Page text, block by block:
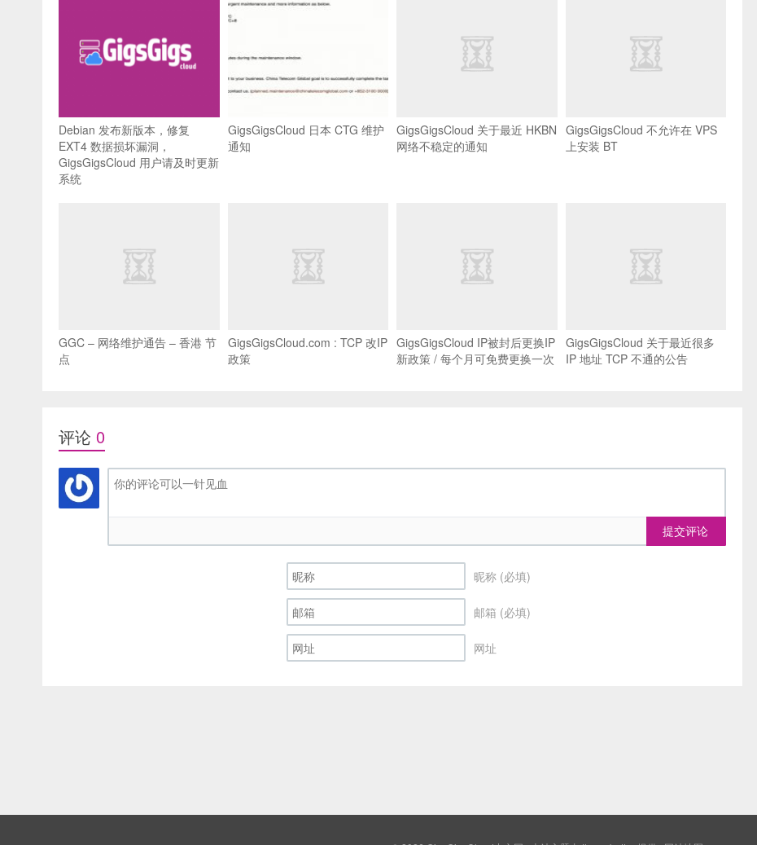
Debian 发布新版本，修复
EXT4 数据损坏漏洞，
GigsGigsCloud 用户请及时更新
系统
GigsGigsCloud 日本 CTG 维护
通知
GigsGigsCloud 关于最近 HKBN
网络不稳定的通知
GigsGigsCloud 不允许在 VPS
上安装 BT
GGC – 网络维护通告 – 香港 节
点
GigsGigsCloud.com : TCP 改IP
政策
GigsGigsCloud IP被封后更换IP
新政策 / 每个月可免费更换一次
GigsGigsCloud 关于最近很多
IP 地址 TCP 不通的公告
评论 0
提交评论
昵称 (必填)
邮箱 (必填)
网址